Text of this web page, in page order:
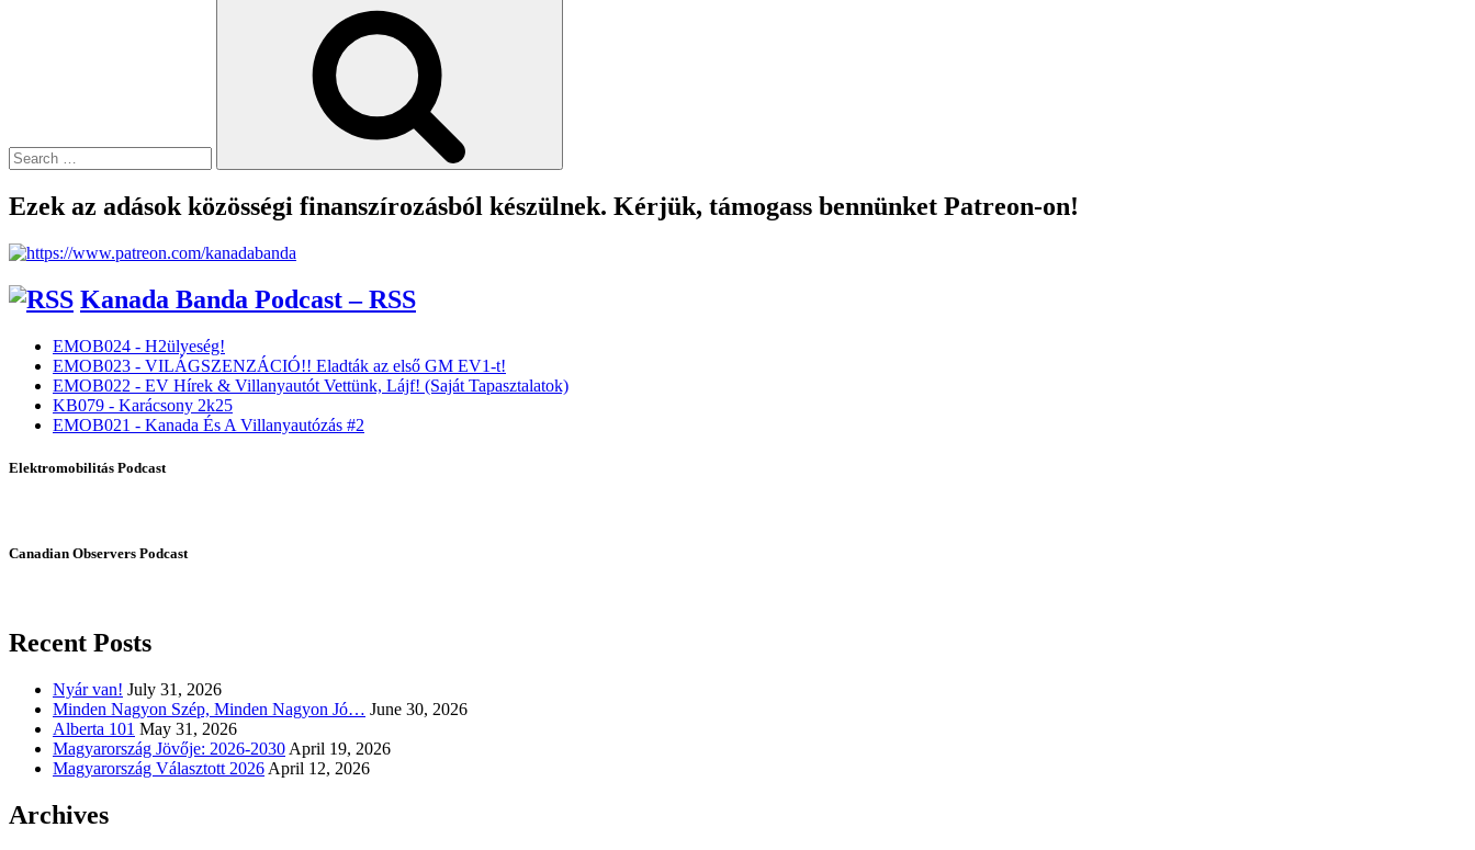
Ezek az adások közösségi finanszírozásból készülnek. Kérjük, támogass bennünket Patreon-on!
Kanada Banda Podcast – RSS
EMOB024 - H2ülyeség!
EMOB023 - VILÁGSZENZÁCIÓ!! Eladták az első GM EV1-t!
EMOB022 - EV Hírek & Villanyautót Vettünk, Lájf! (Saját Tapasztalatok)
KB079 - Karácsony 2k25
EMOB021 - Kanada És A Villanyautózás #2
Elektromobilitás Podcast
Canadian Observers Podcast
Recent Posts
Nyár van! July 31, 2026
Minden Nagyon Szép, Minden Nagyon Jó… June 30, 2026
Alberta 101 May 31, 2026
Magyarország Jövője: 2026-2030 April 19, 2026
Magyarország Választott 2026 April 12, 2026
Archives